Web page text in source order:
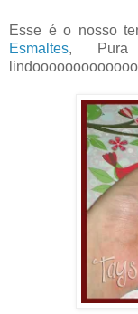
Esse é o nosso
Esmaltes, Pura